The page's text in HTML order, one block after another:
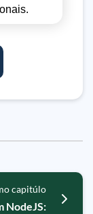
capitúlo
NodeJS: